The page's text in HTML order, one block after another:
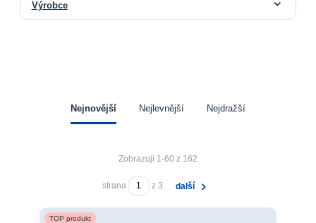
Výrobce
Nejnovější Nejlevnější Nejdražší
Zobrazuji 1-60 z 162
strana z 3 další
TOP produkt